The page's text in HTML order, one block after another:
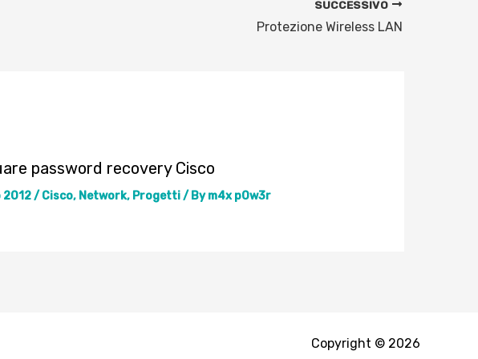
SUCCESSIVO
Protezione Wireless LAN
password recovery Cisco
2012/ Cisco, Network, Progetti/ Bym4x p0w3r
Copyright © 2026